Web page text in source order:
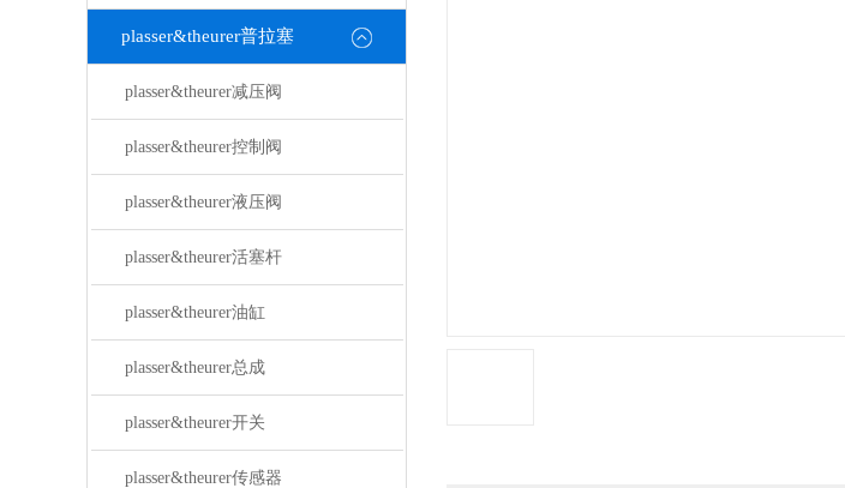
plasser&theurer普拉塞
plasser&theurer减压阀
plasser&theurer控制阀
plasser&theurer液压阀
plasser&theurer活塞杆
plasser&theurer油缸
plasser&theurer总成
plasser&theurer开关
plasser&theurer传感器